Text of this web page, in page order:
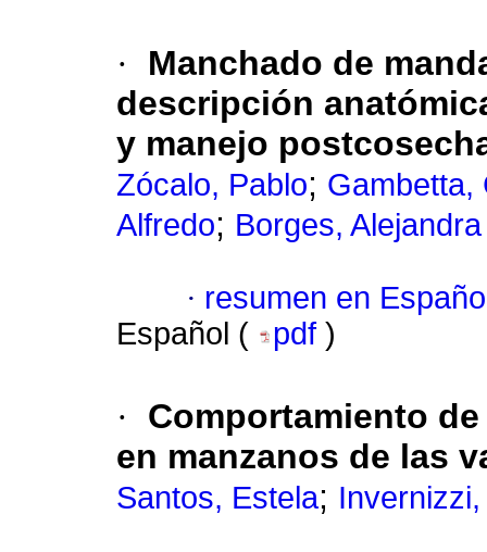
·
Manchado de
descripción
y manejo
Zócalo, Pablo; Gambetta,
Alfredo; Borges, Alejandra
· resumen en
Español (
pdf )
·
Comportamiento
en manzanos de las
Santos, Estela;